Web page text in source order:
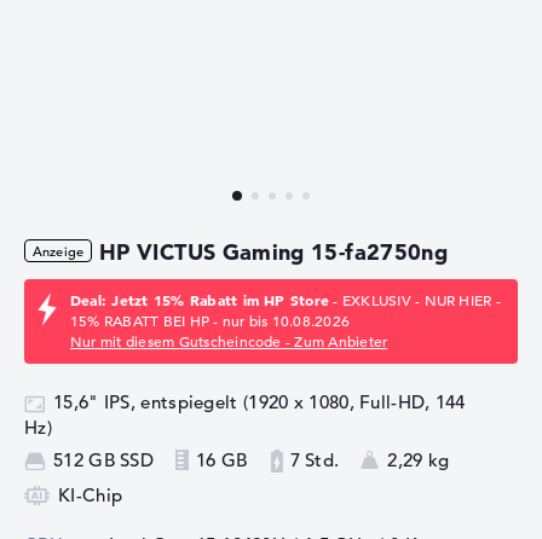
HP VICTUS Gaming 15-fa2750ng
Deal: Jetzt 15% Rabatt im HP Store- EXKLUSIV - NUR HIER -
15% RABATT BEI HP - nur bis 10.08.2026
Nur mit diesem Gutscheincode - Zum Anbieter
15,6" IPS, entspiegelt (1920 x 1080, Full-HD, 144
Hz)
512 GB SSD
16 GB 7 Std.
2,29 kg
KI-Chip